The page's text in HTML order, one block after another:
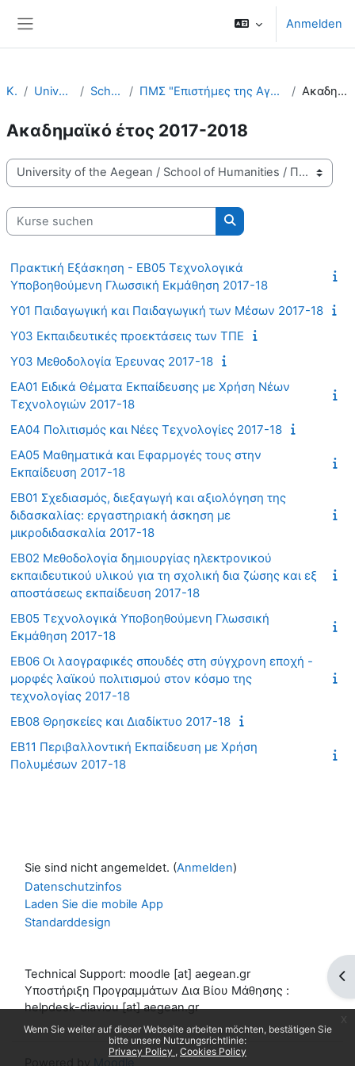
Wenn Sie weiter auf dieser Webseite arbeiten möchten, bestätigen Sie
bitte unsere Nutzungsrichtlinie:
Privacy Policy
Cookies Policy
Anmelden
Kurse University of the Aegean School of Humanities ΠΜΣ "Επιστήμες της Αγωγής - Εκπαίδευση με χρήση Νέων τεχνολογιών" - ΠΤΔΕ Ακαδημαϊκό έτος 2017-2018
Ακαδημαϊκό έτος 2017-2018
Kursbereiche
Kurse suchen
Kurse suchen
Πρακτική Εξάσκηση - ΕΒ05 Τεχνολογικά
Υποβοηθούμενη Γλωσσική Εκμάθηση 2017-18
Υ01 Παιδαγωγική και Παιδαγωγική των Μέσων 2017-18
Υ03 Εκπαιδευτικές προεκτάσεις των ΤΠΕ
Υ03 Μεθοδολογία Έρευνας 2017-18
ΕΑ01 Ειδικά Θέματα Εκπαίδευσης με Χρήση Νέων
Τεχνολογιών 2017-18
ΕΑ04 Πολιτισμός και Νέες Τεχνολογίες 2017-18
ΕΑ05 Μαθηματικά και Εφαρμογές τους στην
Εκπαίδευση 2017-18
ΕΒ01 Σχεδιασμός, διεξαγωγή και αξιολόγηση της
διδασκαλίας: εργαστηριακή άσκηση με
μικροδιδασκαλία 2017-18
ΕΒ02 Μεθοδολογία δημιουργίας ηλεκτρονικού
εκπαιδευτικού υλικού για τη σχολική δια ζώσης και εξ
αποστάσεως εκπαίδευση 2017-18
ΕΒ05 Τεχνολογικά Υποβοηθούμενη Γλωσσική
Εκμάθηση 2017-18
ΕΒ06 Οι λαογραφικές σπουδές στη σύγχρονη εποχή -
μορφές λαϊκού πολιτισμού στον κόσμο της
τεχνολογίας 2017-18
EB08 Θρησκείες και Διαδίκτυο 2017-18
EB11 Περιβαλλοντική Εκπαίδευση με Χρήση
Πολυμέσων 2017-18
Sie sind nicht angemeldet. (Anmelden)
Datenschutzinfos
Laden Sie die mobile App
Standarddesign
Technical Support: moodle [at] aegean.gr
Υποστήριξη Προγραμμάτων Δια Βίου Μάθησης :
helpdesk-diaviou [at] aegean.gr
Moodle